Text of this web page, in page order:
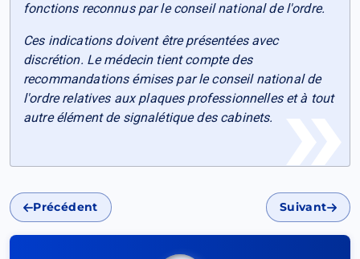
fonctions reconnus par le conseil national de l'ordre.
Ces indications doivent être présentées avec
discrétion. Le médecin tient compte des
recommandations émises par le conseil national de
l'ordre relatives aux plaques professionnelles et à tout
autre élément de signalétique des cabinets.
Précédent Suivant